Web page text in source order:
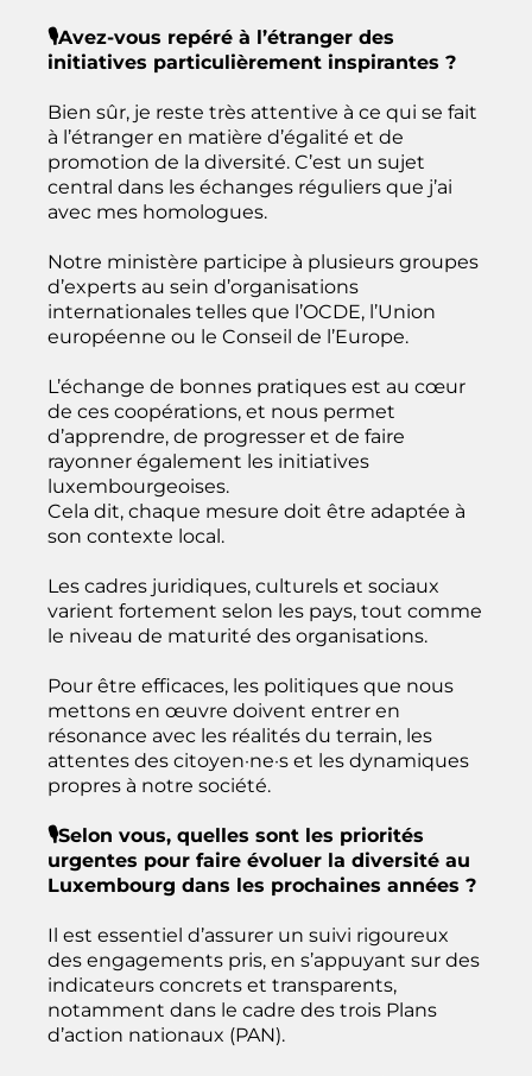
🎙️Avez-vous repéré à l’étranger des
initiatives particulièrement inspirantes ?
Bien sûr, je reste très attentive à ce qui se fait
à l’étranger en matière d’égalité et de
promotion de la diversité. C’est un sujet
central dans les échanges réguliers que j’ai
avec mes homologues.
Notre ministère participe à plusieurs groupes
d’experts au sein d’organisations
internationales telles que l’OCDE, l’Union
européenne ou le Conseil de l’Europe.
L’échange de bonnes pratiques est au cœur
de ces coopérations, et nous permet
d’apprendre, de progresser et de faire
rayonner également les initiatives
luxembourgeoises.
Cela dit, chaque mesure doit être adaptée à
son contexte local.
Les cadres juridiques, culturels et sociaux
varient fortement selon les pays, tout comme
le niveau de maturité des organisations.
Pour être efficaces, les politiques que nous
mettons en œuvre doivent entrer en
résonance avec les réalités du terrain, les
attentes des citoyen·ne·s et les dynamiques
propres à notre société.
🎙️Selon vous, quelles sont les priorités
urgentes pour faire évoluer la diversité au
Luxembourg dans les prochaines années ?
Il est essentiel d’assurer un suivi rigoureux
des engagements pris, en s’appuyant sur des
indicateurs concrets et transparents,
notamment dans le cadre des trois Plans
d’action nationaux (PAN).